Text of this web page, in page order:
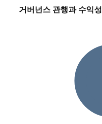
거버넌스 관행과 수익성